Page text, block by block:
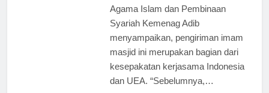
Agama Islam dan Pembinaan
Syariah Kemenag Adib
menyampaikan, pengiriman imam
masjid ini merupakan bagian dari
kesepakatan kerjasama Indonesia
dan UEA. “Sebelumnya,…